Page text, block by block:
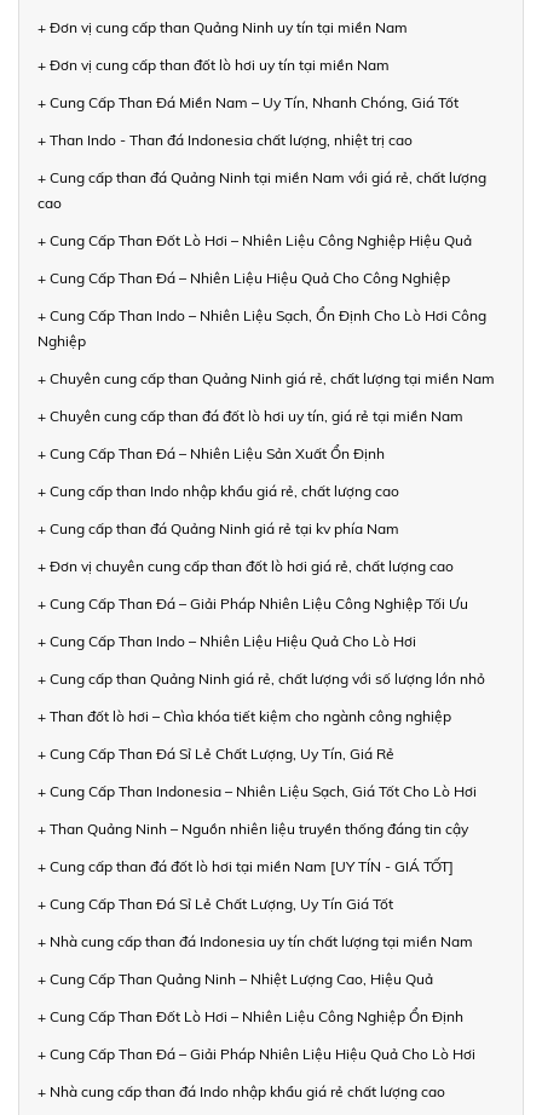
+ Đơn vị cung cấp than Quảng Ninh uy tín tại miền Nam
+ Đơn vị cung cấp than đốt lò hơi uy tín tại miền Nam
+ Cung Cấp Than Đá Miền Nam – Uy Tín, Nhanh Chóng, Giá Tốt
+ Than Indo - Than đá Indonesia chất lượng, nhiệt trị cao
+ Cung cấp than đá Quảng Ninh tại miền Nam với giá rẻ, chất lượng
cao
+ Cung Cấp Than Đốt Lò Hơi – Nhiên Liệu Công Nghiệp Hiệu Quả
+ Cung Cấp Than Đá – Nhiên Liệu Hiệu Quả Cho Công Nghiệp
+ Cung Cấp Than Indo – Nhiên Liệu Sạch, Ổn Định Cho Lò Hơi Công
Nghiệp
+ Chuyên cung cấp than Quảng Ninh giá rẻ, chất lượng tại miền Nam
+ Chuyên cung cấp than đá đốt lò hơi uy tín, giá rẻ tại miền Nam
+ Cung Cấp Than Đá – Nhiên Liệu Sản Xuất Ổn Định
+ Cung cấp than Indo nhập khẩu giá rẻ, chất lượng cao
+ Cung cấp than đá Quảng Ninh giá rẻ tại kv phía Nam
+ Đơn vị chuyên cung cấp than đốt lò hơi giá rẻ, chất lượng cao
+ Cung Cấp Than Đá – Giải Pháp Nhiên Liệu Công Nghiệp Tối Ưu
+ Cung Cấp Than Indo – Nhiên Liệu Hiệu Quả Cho Lò Hơi
+ Cung cấp than Quảng Ninh giá rẻ, chất lượng với số lượng lớn nhỏ
+ Than đốt lò hơi – Chìa khóa tiết kiệm cho ngành công nghiệp
+ Cung Cấp Than Đá Sỉ Lẻ Chất Lượng, Uy Tín, Giá Rẻ
+ Cung Cấp Than Indonesia – Nhiên Liệu Sạch, Giá Tốt Cho Lò Hơi
+ Than Quảng Ninh – Nguồn nhiên liệu truyền thống đáng tin cậy
+ Cung cấp than đá đốt lò hơi tại miền Nam [UY TÍN - GIÁ TỐT]
+ Cung Cấp Than Đá Sỉ Lẻ Chất Lượng, Uy Tín Giá Tốt
+ Nhà cung cấp than đá Indonesia uy tín chất lượng tại miền Nam
+ Cung Cấp Than Quảng Ninh – Nhiệt Lượng Cao, Hiệu Quả
+ Cung Cấp Than Đốt Lò Hơi – Nhiên Liệu Công Nghiệp Ổn Định
+ Cung Cấp Than Đá – Giải Pháp Nhiên Liệu Hiệu Quả Cho Lò Hơi
+ Nhà cung cấp than đá Indo nhập khẩu giá rẻ chất lượng cao